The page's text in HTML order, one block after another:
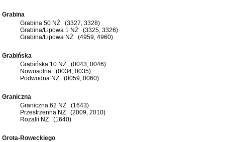
Grabina
Grabina 50 NŻ (3327, 3328)
Grabina/Lipowa 1 NŻ (3325, 3326)
Grabina/Lipowa NŻ (4959, 4960)
Grabińska
Grabińska 10 NŻ (0043, 0046)
Nowosolna (0034, 0035)
Podwodna NŻ (0059, 0060)
Graniczna
Graniczna 62 NŻ (1643)
Przestrzenna NŻ (2009, 2010)
Rozalii NŻ (1640)
Grota-Roweckiego